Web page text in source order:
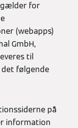
for
(webapps)
GmbH,
til
følgende
på
information